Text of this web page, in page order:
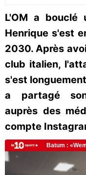
L'OM a bouclé
Henrique s'est
2030. Après
club italien,
s'est
a partagé
auprès des
compte